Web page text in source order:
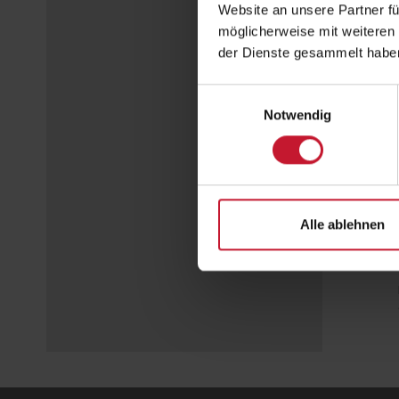
Website an unsere Partner
möglicherweise mit
der Dienste gesammelt
Notwendig
Alle ablehnen